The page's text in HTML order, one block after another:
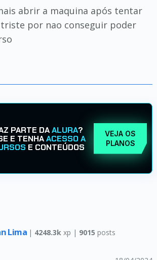
abrir a maquina após tentar
por nao conseguir poder
PARTE DAALURA?
E TENHAACESSO A
E CONTEÚDOS
VEJA OS
PLANOS
Lima | 4248.3k xp | 9015 posts